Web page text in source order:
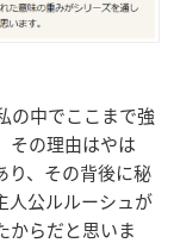
の中でここまで強
その理由はやは
り、その背後に秘
人公ルルーシュが
からだと思いま